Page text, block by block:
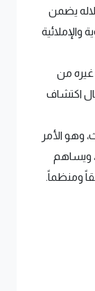
يضمن
والإملائية
غيره من
اكتشاف
وهو الأمر
ويساهم
ومنظماً.